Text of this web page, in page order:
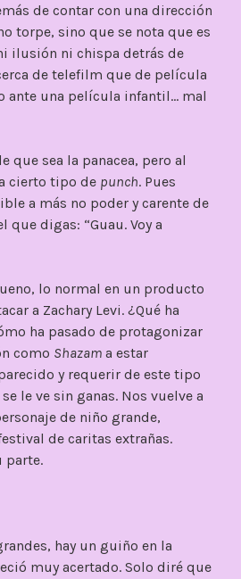
de contar con una dirección
torpe, sino que se nota que es
ilusión ni chispa detrás de
de telefilm que de película
ante una película infantil… mal
que sea la panacea, pero al
cierto tipo de punch. Pues
a más no poder y carente de
digas: “Guau. Voy a
lo normal en un producto
a Zachary Levi. ¿Qué ha
ha pasado de protagonizar
como Shazam a estar
y requerir de este tipo
le ve sin ganas. Nos vuelve a
de niño grande,
de caritas extrañas.
parte.
hay un guiño en la
muy acertado. Solo diré que